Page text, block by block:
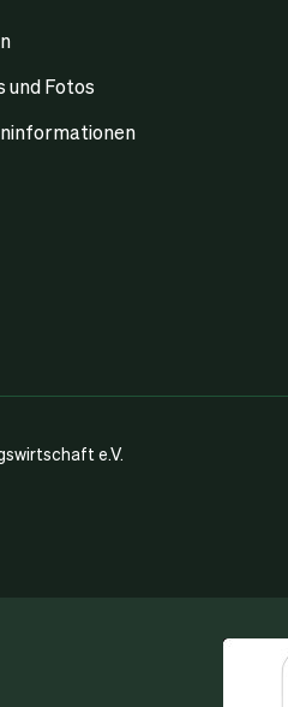
und Fotos
e.V.